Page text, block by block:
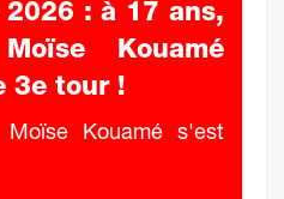
2026 : à 17 ans,
Kouamé
3e tour !
Kouamé s'est